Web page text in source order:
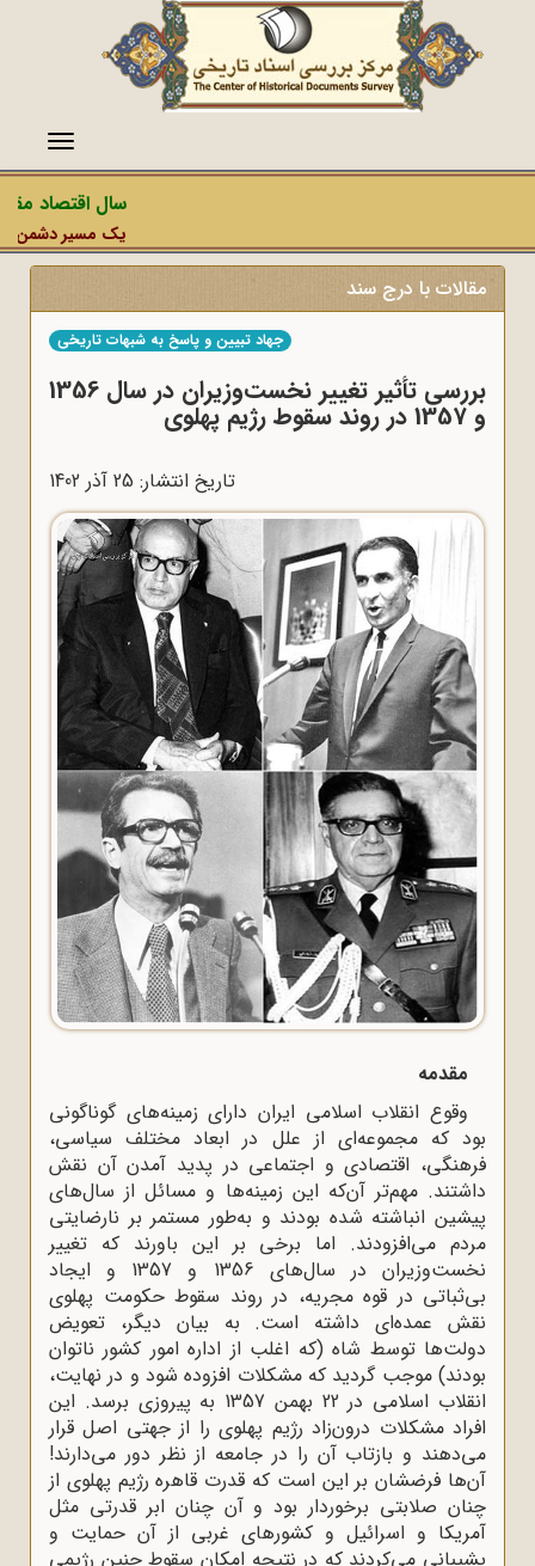
منو
سال اقتصاد
یک مسیر دشمن،
مقالات با درج سند
جهاد تبیین و پاسخ به شبهات تاریخی
بررسی تأثیر تغییر نخست‌وزیران در سال‌ 1356
و 1357 در روند سقوط رژیم پهلوی
تاریخ انتشار: 25 آذر 1402
مقدمه
وقوع انقلاب اسلامی ایران دارای زمینه‌های گوناگونی
بود که مجموعه‌ای از علل در ابعاد مختلف سیاسی،
فرهنگی، اقتصادی و اجتماعی در پدید آمدن آن نقش
داشتند. مهم‌تر آن‌که این زمینه‌ها و مسائل از سال‌های
پیشین انباشته شده بودند و به‌طور مستمر بر نارضایتی
مردم می‌افزودند. اما برخی بر این باورند که تغییر
نخست‌وزیران در سال‌های 1356 و 1357 و ایجاد
بی‌ثباتی در قوه مجریه، در روند سقوط حکومت پهلوی
نقش عمده‌ای داشته است. به بیان دیگر، تعویض
دولت‌ها توسط شاه (که اغلب از اداره امور کشور ناتوان
بودند) موجب گردید که مشکلات افزوده شود و در نهایت،
انقلاب اسلامی در 22 بهمن 1357 به پیروزی برسد. این
افراد مشکلات درون‌زاد رژیم پهلوی را از جهتی اصل قرار
می‌دهند و بازتاب آن را در جامعه از نظر دور می‌دارند!
آن‌ها فرضشان بر این است که قدرت قاهره رژیم پهلوی از
چنان صلابتی برخوردار بود و آن چنان ابر قدرتی مثل
آمریکا و اسرائیل و کشورهای غربی از آن حمایت و
پشیبانی می‌کردند که در نتیجه امکان سقوط چنین رژیمی